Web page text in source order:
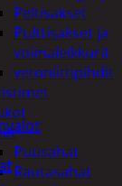
Peltisakset
Pulttisakset ja
voimaleikkurit
vetoniittipihdit
Puusahat
Rautasahat